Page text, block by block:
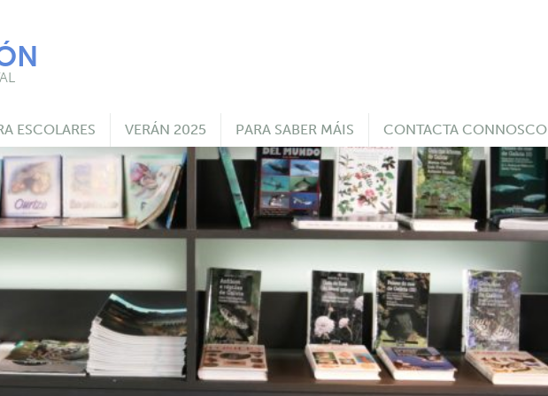
ESCOLARES VERÁN 2025 PARA SABER MÁIS CONTACTA CONNOSCO